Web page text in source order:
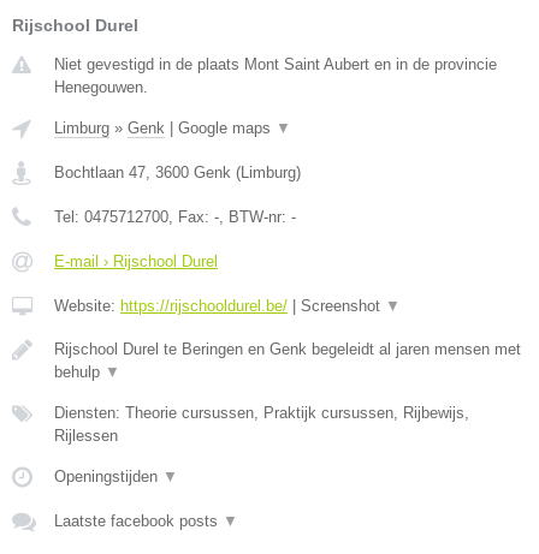
Rijschool Durel
Niet gevestigd in de plaats Mont Saint Aubert en in de provincie
Henegouwen.
Limburg » Genk Google maps ▼
Bochtlaan 47, 3600 Genk (Limburg)
Tel: 0475712700, Fax: -, BTW-nr: -
E-mail › Rijschool Durel
Website: https://rijschooldurel.be/ Screenshot ▼
Rijschool Durel te Beringen en Genk begeleidt al jaren mensen met
behulp ▼
Diensten: Theorie cursussen, Praktijk cursussen, Rijbewijs,
Rijlessen
Openingstijden ▼
Laatste facebook posts ▼